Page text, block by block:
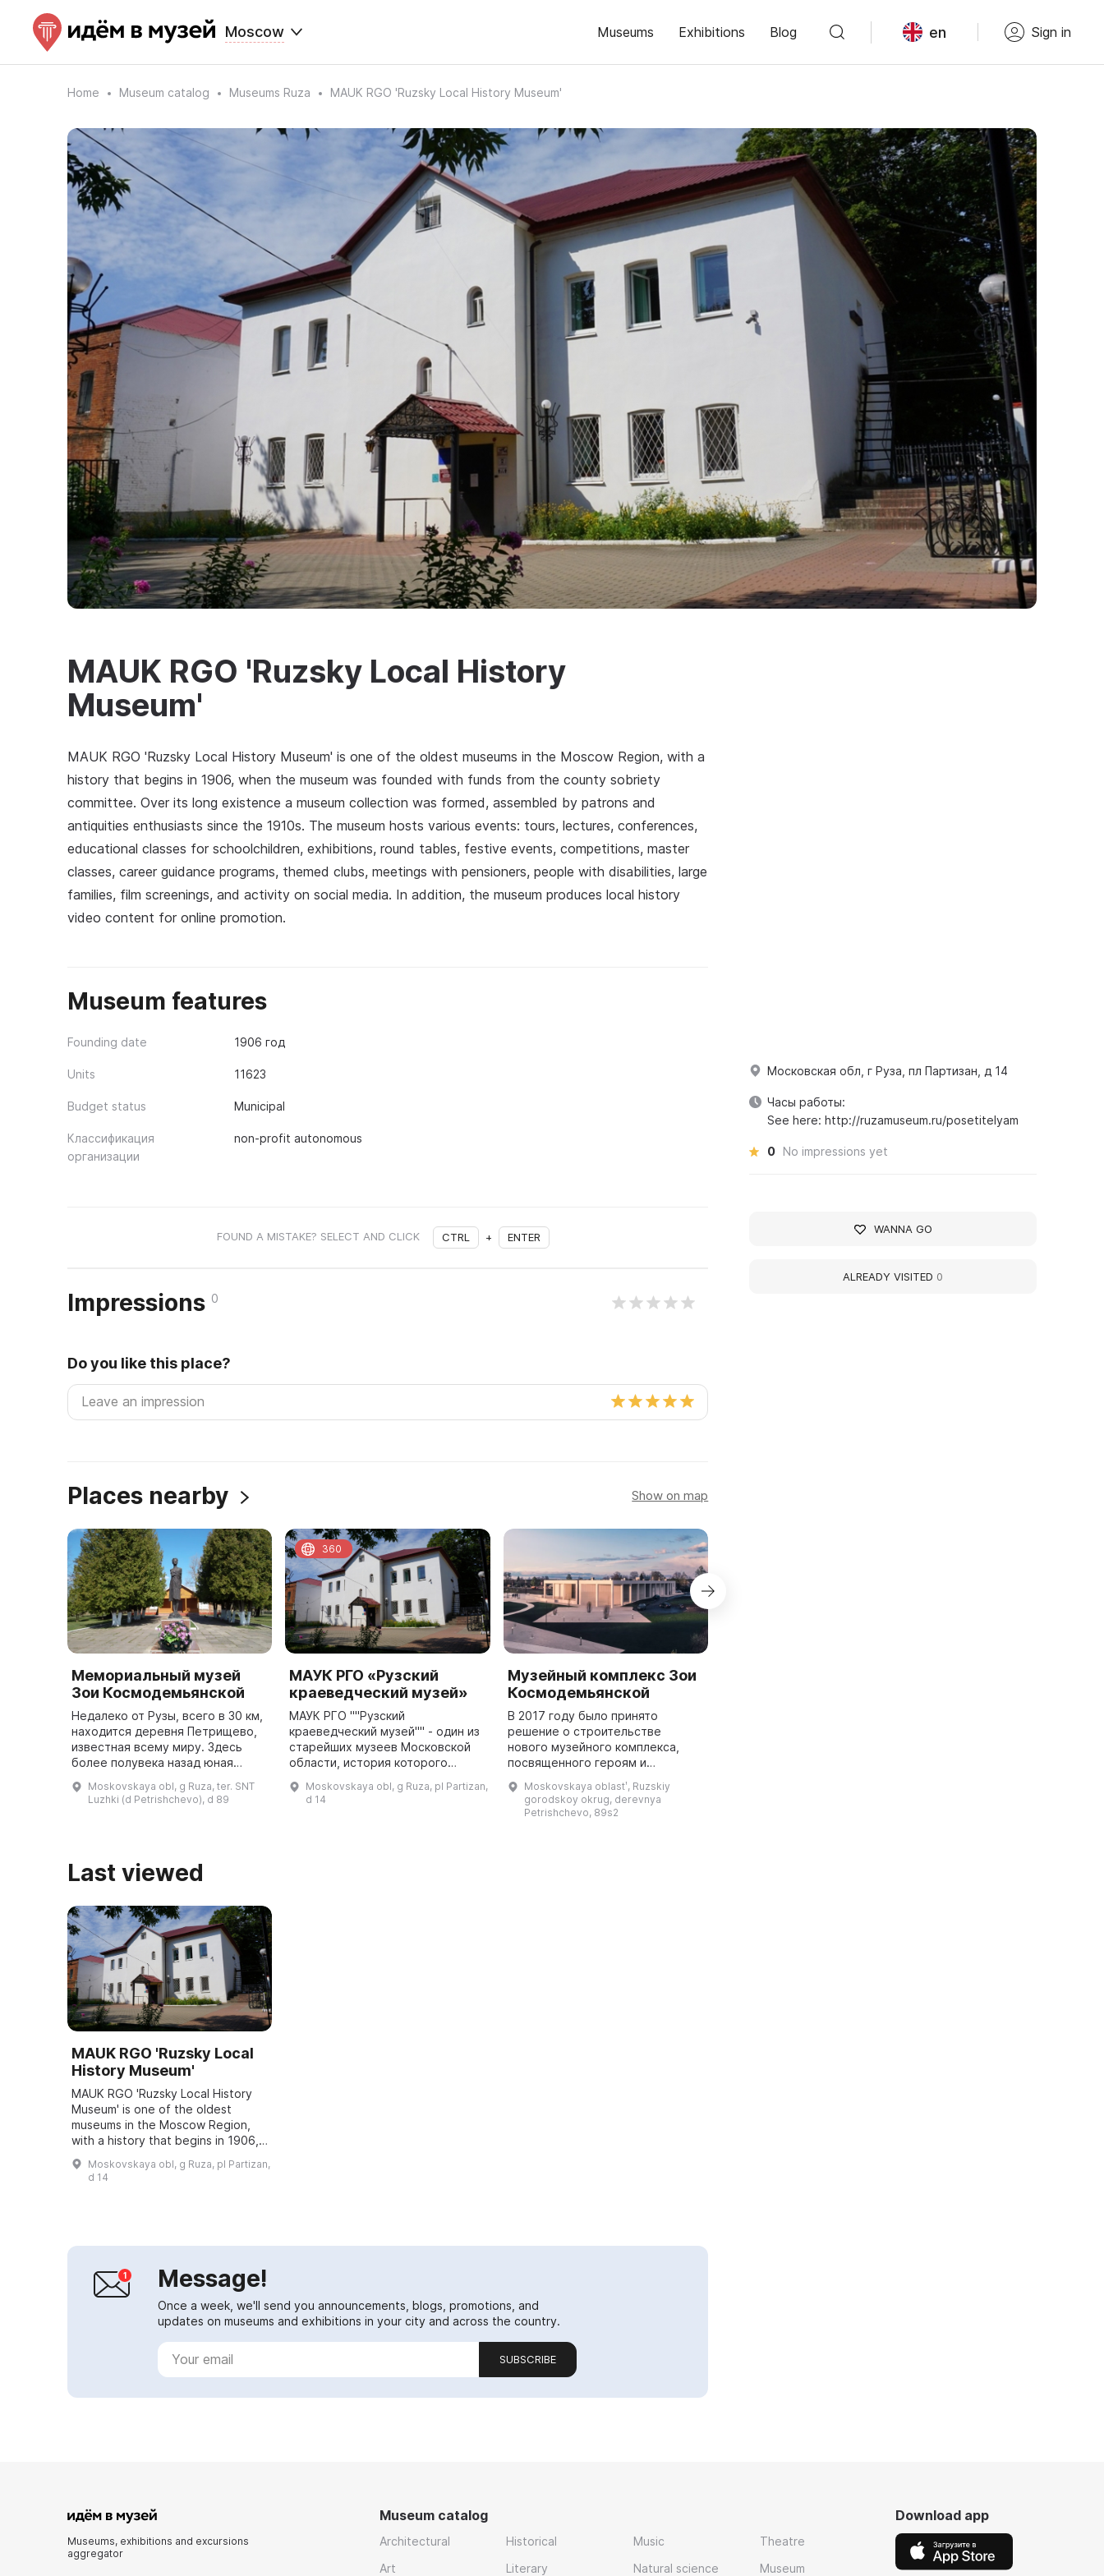
Moscow Museums Exhibitions Blog en Sign in
Home Museum catalog Museums Ruza MAUK RGO 'Ruzsky Local History Museum'
MAUK RGO 'Ruzsky Local History
Museum'
MAUK RGO 'Ruzsky Local History Museum' is one of the oldest museums in the Moscow Region, with a
history that begins in 1906, when the museum was founded with funds from the county sobriety
committee. Over its long existence a museum collection was formed, assembled by patrons and
antiquities enthusiasts since the 1910s. The museum hosts various events: tours, lectures, conferences,
educational classes for schoolchildren, exhibitions, round tables, festive events, competitions, master
classes, career guidance programs, themed clubs, meetings with pensioners, people with disabilities, large
families, film screenings, and activity on social media. In addition, the museum produces local history
video content for online promotion.
Museum features
Founding date 1906 год
Units 11623
Budget status Municipal
Классификация
организации
non-profit autonomous
FOUND A MISTAKE? SELECT AND CLICK CTRL + ENTER
Impressions 0
Do you like this place?
Places nearby Show on map
Мемориальный музей
Зои Космодемьянской
Недалеко от Рузы, всего в 30 км,
находится деревня Петрищево,
известная всему миру. Здесь
более полувека назад юная
шагнула в бессмертие. Она была
Moskovskaya obl, g Ruza, ter. SNT
Luzhki (d Petrishchevo), d 89
МАУК РГО «Рузский
краеведческий музей»
МАУК РГО ""Рузский
краеведческий музей"" - один из
старейших музеев Московской
области, история которого
был основан музей со средств
Moskovskaya obl, g Ruza, pl Partizan,
d 14
360
Музейный комплекс Зои
Космодемьянской
В 2017 году было принято
решение о строительстве
нового музейного комплекса,
посвященного героям и
Отечественной войны 1941–1942
годов, а также легендарному
Moskovskaya oblastʹ, Ruzskiy
gorodskoy okrug, derevnya
Petrishchevo, 89s2
Last viewed
MAUK RGO 'Ruzsky Local
History Museum'
MAUK RGO 'Ruzsky Local History
Museum' is one of the oldest
museums in the Moscow Region,
with a history that begins in 1906,
when the museum was founded
with funds from the county
Moskovskaya obl, g Ruza, pl Partizan,
d 14
Message!
Once a week, we'll send you announcements, blogs, promotions, and
updates on museums and exhibitions in your city and across the country.
SUBSCRIBE
Московская обл, г Руза, пл Партизан, д 14
Часы работы:
See here: http://ruzamuseum.ru/posetitelyam
0 No impressions yet
WANNA GO
ALREADY VISITED 0
Museums, exhibitions and excursions
aggregator
Museum catalog
Architectural
Art
Historical
Literary
Music
Natural science
Theatre
Museum
Download app